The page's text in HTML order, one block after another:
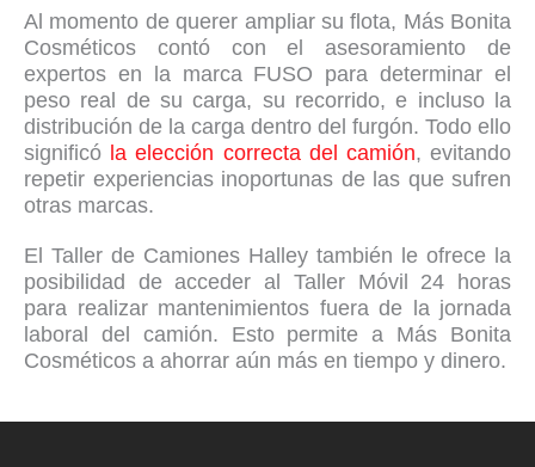
Al momento de querer ampliar su flota, Más Bonita
Cosméticos contó con el asesoramiento de
expertos en la marca FUSO para determinar el
peso real de su carga, su recorrido, e incluso la
distribución de la carga dentro del furgón. Todo ello
significó la elección correcta del camión, evitando
repetir experiencias inoportunas de las que sufren
otras marcas.
El Taller de Camiones Halley también le ofrece la
posibilidad de acceder al Taller Móvil 24 horas
para realizar mantenimientos fuera de la jornada
laboral del camión. Esto permite a Más Bonita
Cosméticos a ahorrar aún más en tiempo y dinero.